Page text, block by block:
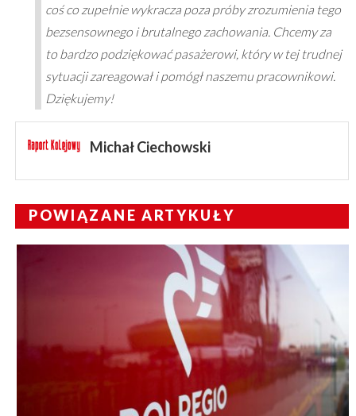
coś co zupełnie wykracza poza próby zrozumienia tego
bezsensownego i brutalnego zachowania. Chcemy za
to bardzo podziękować pasażerowi, który w tej trudnej
sytuacji zareagował i pomógł naszemu pracownikowi.
Dziękujemy!
Michał Ciechowski
POWIĄZANE ARTYKUŁY